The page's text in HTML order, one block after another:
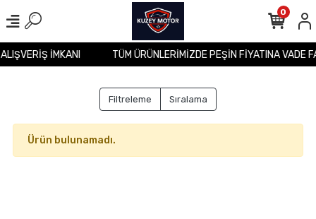
İMKANI TÜM ÜRÜNLERİMİZDE PEŞİN FİYATINA VADE
0
Filtreleme Sıralama
Ürün bulunamadı.